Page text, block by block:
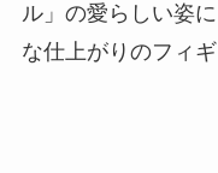
ル」の愛らしい姿
な仕上がりのフィ